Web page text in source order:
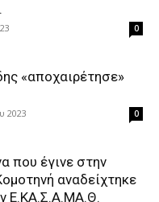
0
«αποχαιρέτησε»
2023 0
που έγινε στην
αναδείχτηκε
Ε.ΚΑ.Σ.Α.ΜΑ.Θ.